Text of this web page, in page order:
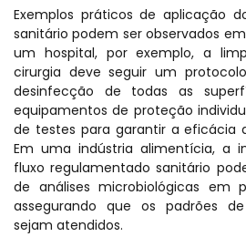
Exemplos práticos de aplicação
sanitário podem ser observados
um hospital, por exemplo, a
cirurgia deve seguir um
desinfecção de todas as
equipamentos de proteção
de testes para garantir a eficácia
Em uma indústria alimentícia, a
fluxo regulamentado sanitário
de análises microbiológicas em
assegurando que os padrões
sejam atendidos.